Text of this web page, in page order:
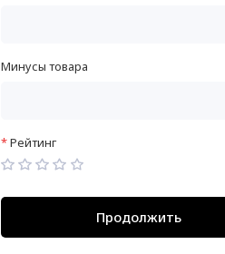
Минусы товара
Рейтинг
Продолжить